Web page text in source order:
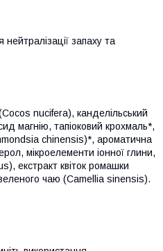
запаху та
nucifera), канделільський
магнію, тапіоковий крохмаль*,
chinensis)*, ароматична
мікроелементи іонної глини,
екстракт квіток ромашки
чаю (Camellia sinensis).